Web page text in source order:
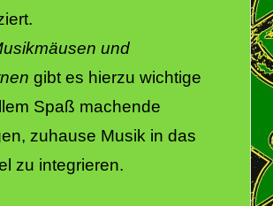
und
gibt es hierzu wichtige
Spaß machende
zuhause Musik in das
zu integrieren.